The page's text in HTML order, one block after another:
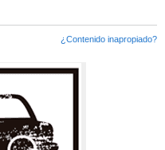
¿Contenido inapropiado?